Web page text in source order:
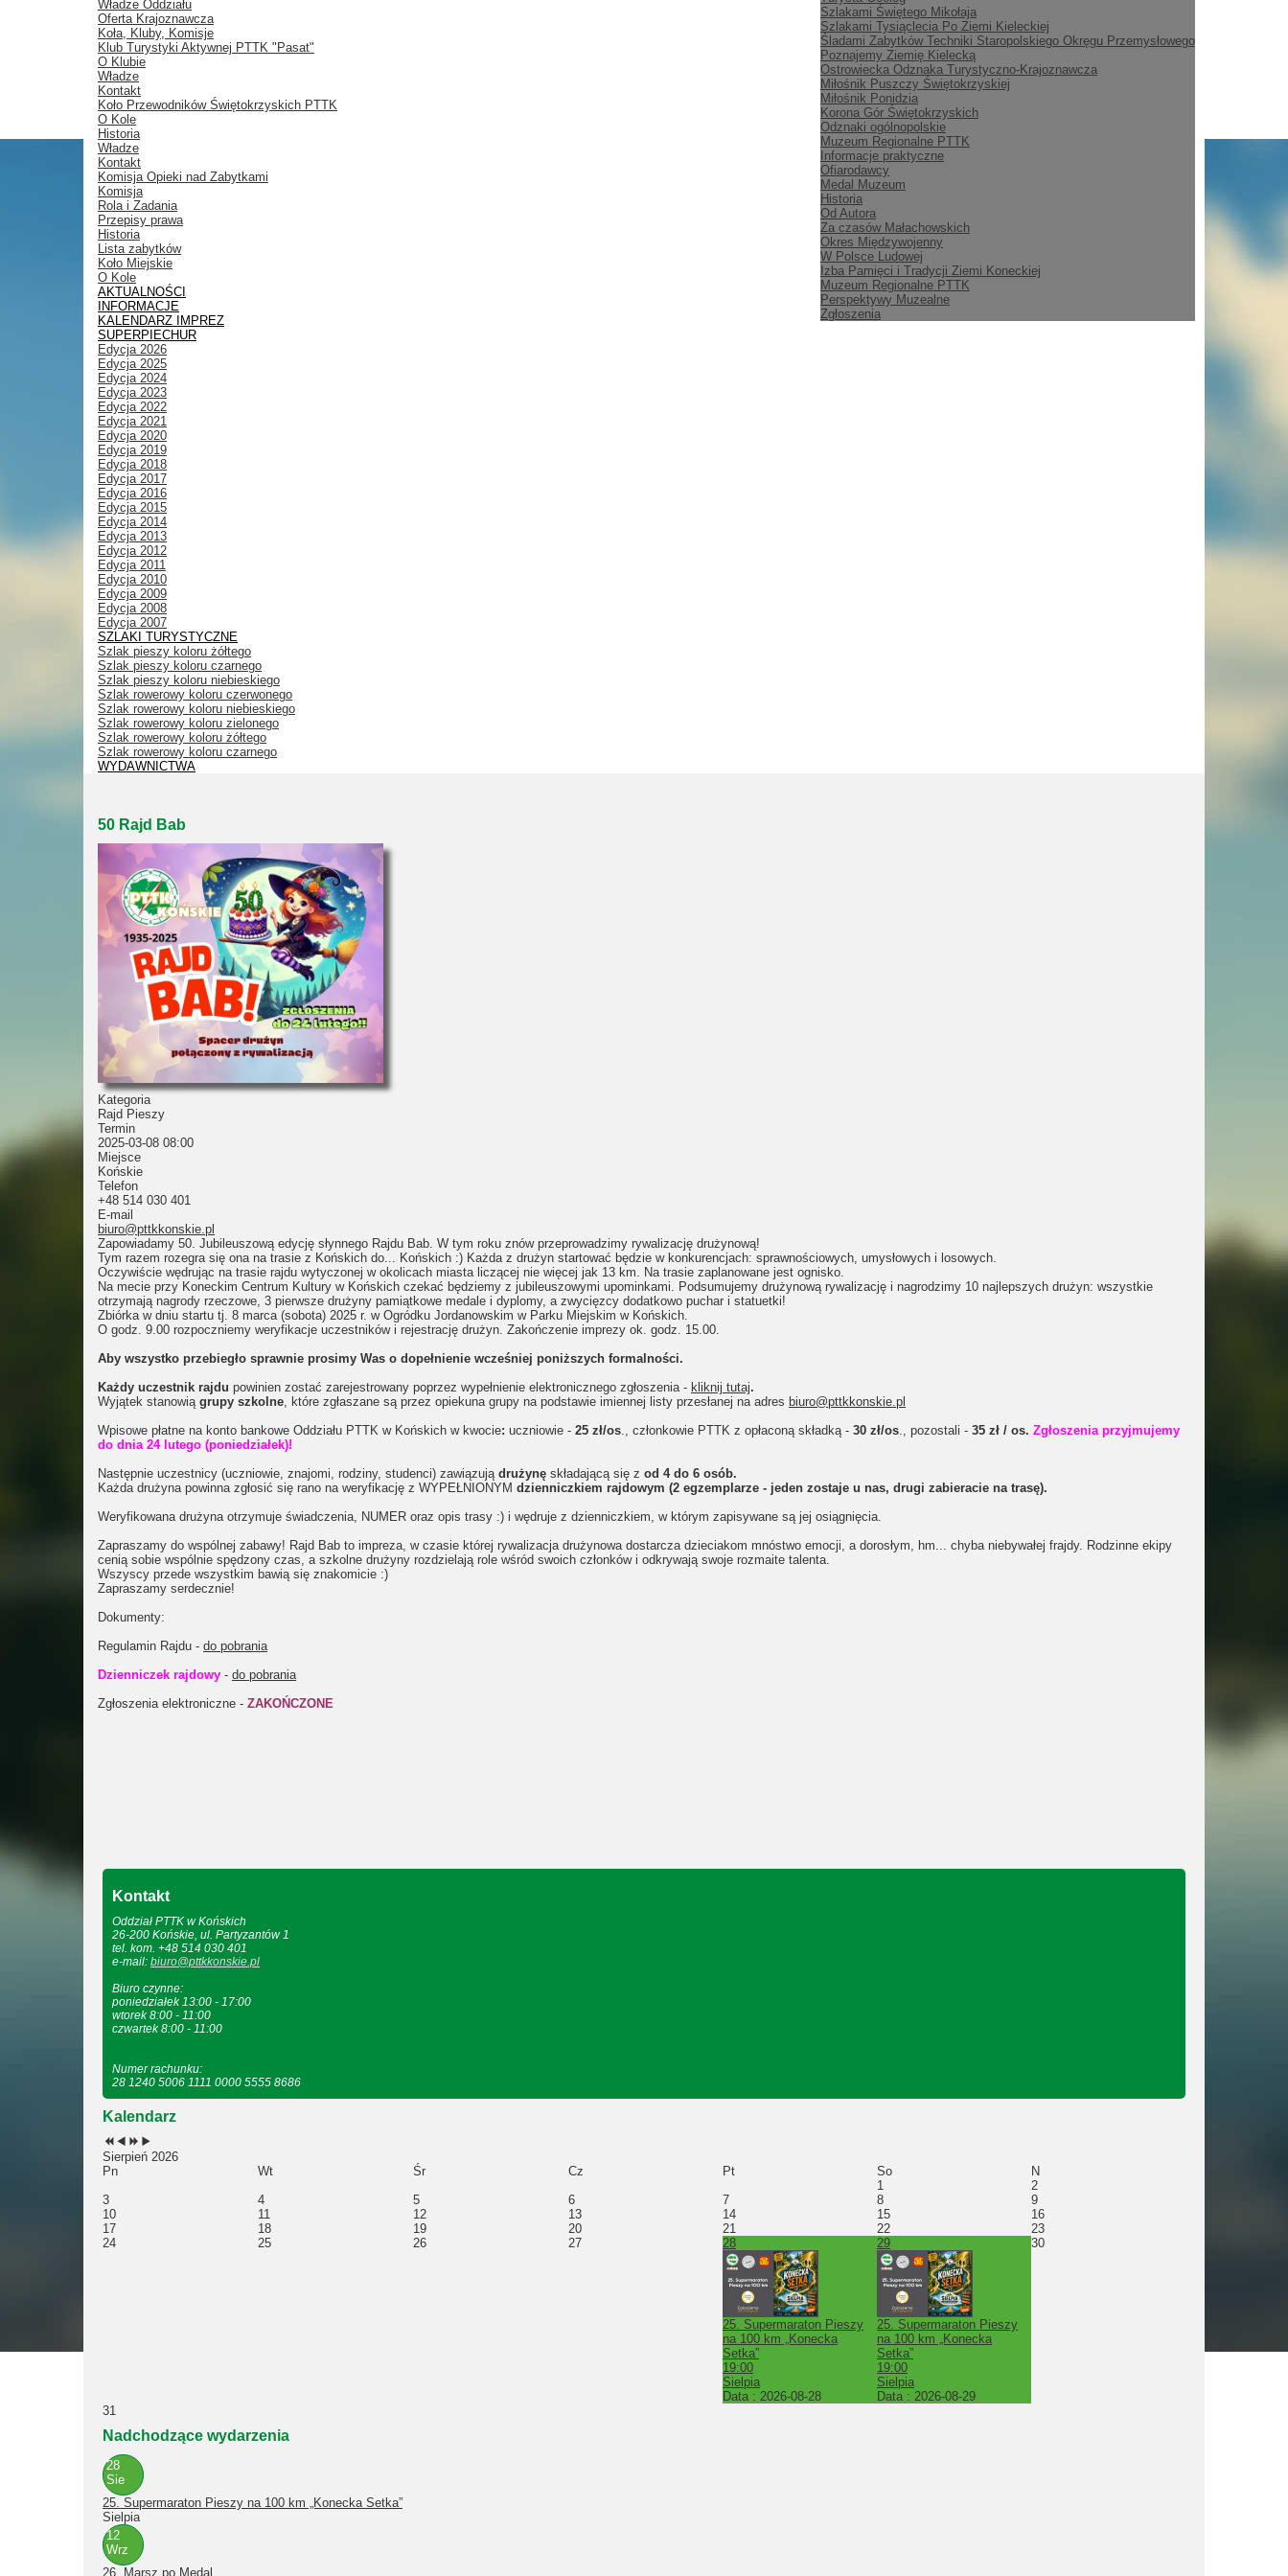
Szlakami Świętego Mikołaja
Szlakami Tysiąclecia Po Ziemi Kieleckiej
Śladami Zabytków Techniki Staropolskiego Okręgu Przemysłowego
Poznajemy Ziemię Kielecką
Ostrowiecka Odznaka Turystyczno-Krajoznawcza
Miłośnik Puszczy Świętokrzyskiej
Miłośnik Ponidzia
Korona Gór Świętokrzyskich
Odznaki ogólnopolskie
Muzeum Regionalne PTTK
Informacje praktyczne
Ofiarodawcy
Medal Muzeum
Historia
Od Autora
Za czasów Małachowskich
Okres Międzywojenny
W Polsce Ludowej
Izba Pamięci i Tradycji Ziemi Koneckiej
Muzeum Regionalne PTTK
Perspektywy Muzealne
Zgłoszenia
Władze Oddziału
Oferta Krajoznawcza
Koła, Kluby, Komisje
Klub Turystyki Aktywnej PTTK "Pasat"
O Klubie
Władze
Kontakt
Koło Przewodników Świętokrzyskich PTTK
O Kole
Historia
Władze
Kontakt
Komisja Opieki nad Zabytkami
Komisja
Rola i Zadania
Przepisy prawa
Historia
Lista zabytków
Koło Miejskie
O Kole
AKTUALNOŚCI
INFORMACJE
KALENDARZ IMPREZ
SUPERPIECHUR
Edycja 2026
Edycja 2025
Edycja 2024
Edycja 2023
Edycja 2022
Edycja 2021
Edycja 2020
Edycja 2019
Edycja 2018
Edycja 2017
Edycja 2016
Edycja 2015
Edycja 2014
Edycja 2013
Edycja 2012
Edycja 2011
Edycja 2010
Edycja 2009
Edycja 2008
Edycja 2007
SZLAKI TURYSTYCZNE
Szlak pieszy koloru żółtego
Szlak pieszy koloru czarnego
Szlak pieszy koloru niebieskiego
Szlak rowerowy koloru czerwonego
Szlak rowerowy koloru niebieskiego
Szlak rowerowy koloru zielonego
Szlak rowerowy koloru żółtego
Szlak rowerowy koloru czarnego
WYDAWNICTWA
50 Rajd Bab
Kategoria
Rajd Pieszy
Termin
2025-03-08 08:00
Miejsce
Końskie
Telefon
+48 514 030 401
E-mail
biuro@pttkkonskie.pl
Zapowiadamy 50. Jubileuszową edycję słynnego Rajdu Bab. W tym roku znów przeprowadzimy rywalizację drużynową!
Tym razem rozegra się ona na trasie z Końskich do... Końskich :) Każda z drużyn startować będzie w konkurencjach: sprawnościowych, umysłowych i losowych.
Oczywiście wędrując na trasie rajdu wytyczonej w okolicach miasta liczącej nie więcej jak 13 km. Na trasie zaplanowane jest ognisko.
Na mecie przy Koneckim Centrum Kultury w Końskich czekać będziemy z jubileuszowymi upominkami. Podsumujemy drużynową rywalizację i nagrodzimy 10 najlepszych drużyn: wszystkie
otrzymają nagrody rzeczowe, 3 pierwsze drużyny pamiątkowe medale i dyplomy, a zwycięzcy dodatkowo puchar i statuetki!
Zbiórka w dniu startu tj. 8 marca (sobota) 2025 r. w Ogródku Jordanowskim w Parku Miejskim w Końskich.
O godz. 9.00 rozpoczniemy weryfikacje uczestników i rejestrację drużyn. Zakończenie imprezy ok. godz. 15.00.
Aby wszystko przebiegło sprawnie prosimy Was o dopełnienie wcześniej poniższych formalności.
Każdy uczestnik rajdu powinien zostać zarejestrowany poprzez wypełnienie elektronicznego zgłoszenia - kliknij tutaj.
Wyjątek stanowią grupy szkolne, które zgłaszane są przez opiekuna grupy na podstawie imiennej listy przesłanej na adres biuro@pttkkonskie.pl
Wpisowe płatne na konto bankowe Oddziału PTTK w Końskich w kwocie: uczniowie - 25 zł/os., członkowie PTTK z opłaconą składką - 30 zł/os., pozostali - 35 zł / os. Zgłoszenia przyjmujemy
do dnia 24 lutego (poniedziałek)!
Następnie uczestnicy (uczniowie, znajomi, rodziny, studenci) zawiązują drużynę składającą się z od 4 do 6 osób.
Każda drużyna powinna zgłosić się rano na weryfikację z WYPEŁNIONYM dzienniczkiem rajdowym (2 egzemplarze - jeden zostaje u nas, drugi zabieracie na trasę).
Weryfikowana drużyna otrzymuje świadczenia, NUMER oraz opis trasy :) i wędruje z dzienniczkiem, w którym zapisywane są jej osiągnięcia.
Zapraszamy do wspólnej zabawy! Rajd Bab to impreza, w czasie której rywalizacja drużynowa dostarcza dzieciakom mnóstwo emocji, a dorosłym, hm... chyba niebywałej frajdy. Rodzinne ekipy
cenią sobie wspólnie spędzony czas, a szkolne drużyny rozdzielają role wśród swoich członków i odkrywają swoje rozmaite talenta.
Wszyscy przede wszystkim bawią się znakomicie :)
Zapraszamy serdecznie!
Dokumenty:
Regulamin Rajdu - do pobrania
Dzienniczek rajdowy - do pobrania
Zgłoszenia elektroniczne - ZAKOŃCZONE
Kontakt
Oddział PTTK w Końskich
26-200 Końskie, ul. Partyzantów 1
tel. kom. +48 514 030 401
e-mail: biuro@pttkkonskie.pl
Biuro czynne:
poniedziałek 13:00 - 17:00
wtorek 8:00 - 11:00
czwartek 8:00 - 11:00
Numer rachunku:
28 1240 5006 1111 0000 5555 8686
Kalendarz
Sierpień 2026
Pn
Wt Śr Cz Pt So
N
1
2
3
4 5 6 7 8
9
10
11 12 13 14 15
16
17
18 19 20 21 22
23
24
25 26 27 28
25. Supermaraton Pieszy
na 100 km „Konecka
Setka”
19:00
Sielpia
Data : 2026-08-28
29
25. Supermaraton Pieszy
na 100 km „Konecka
Setka”
19:00
Sielpia
Data : 2026-08-29
30
31
Nadchodzące wydarzenia
28
Sie
25. Supermaraton Pieszy na 100 km „Konecka Setka”
Sielpia
12
Wrz
26. Marsz po Medal